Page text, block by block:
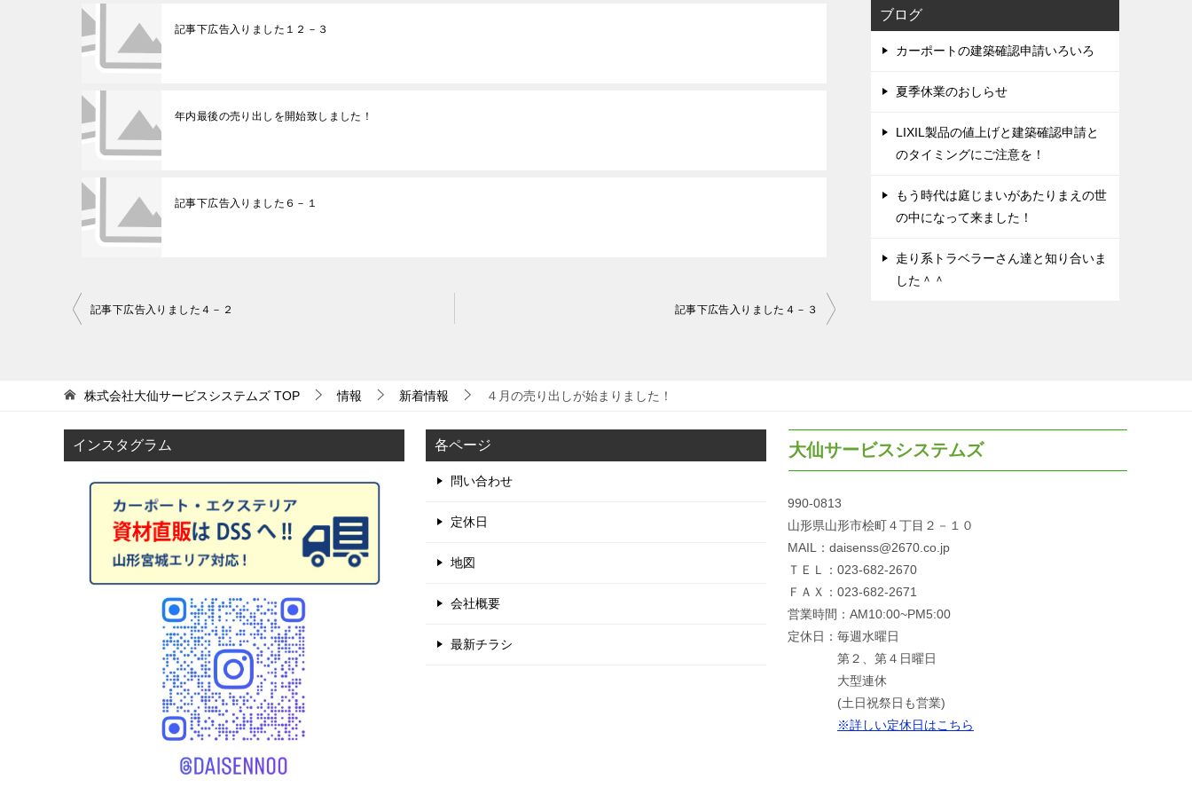
記事下広告入りました１２－３
年内最後の売り出しを開始致しました！
記事下広告入りました６－１
ナ
ゲ
ー
シ
記事下広告入りました４－２ 記事下広告入りました４－３
ブログ
カーポートの建築確認申請いろいろ
夏季休業のおしらせ
LIXIL製品の値上げと建築確認申請と
のタイミングにご注意を！
もう時代は庭じまいがあたりまえの世
の中になって来ました！
走り系トラベラーさん達と知り合いま
した＾＾
株式会社大仙サービスシステムズ TOP 情報 新着情報 ４月の売り出しが始まりました！
インスタグラム 各ページ
問い合わせ
定休日
地図
会社概要
最新チラシ
大仙サービスシステムズ
990-0813
山形県山形市桧町４丁目２－１０
MAIL：daisenss@2670.co.jp
ＴＥＬ：023-682-2670
ＦＡＸ：023-682-2671
営業時間：AM10:00~PM5:00
定休日：毎週水曜日
第２、第４日曜日
大型連休
(土日祝祭日も営業)
※詳しい定休日はこちら